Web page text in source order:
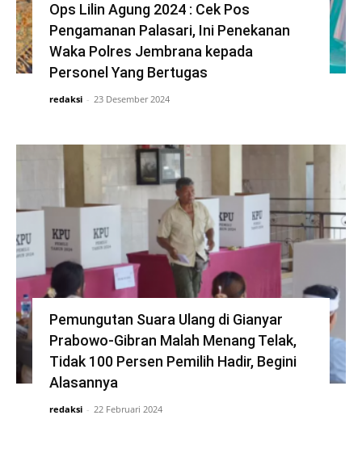
Ops Lilin Agung 2024 : Cek Pos
Pengamanan Palasari, Ini Penekanan
Waka Polres Jembrana kepada
Personel Yang Bertugas
redaksi - 23 Desember 2024
Pemungutan Suara Ulang di Gianyar
Prabowo-Gibran Malah Menang Telak,
Tidak 100 Persen Pemilih Hadir, Begini
Alasannya
redaksi - 22 Februari 2024